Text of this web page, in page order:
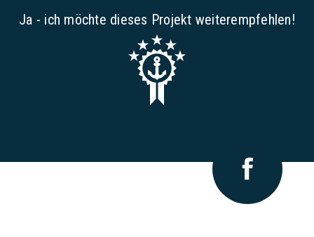
Ja - ich möchte dieses Projekt weiterempfehlen!